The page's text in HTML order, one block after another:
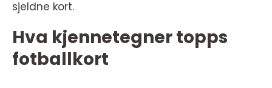
sjeldne kort.
Hva kjennetegner topps
fotballkort